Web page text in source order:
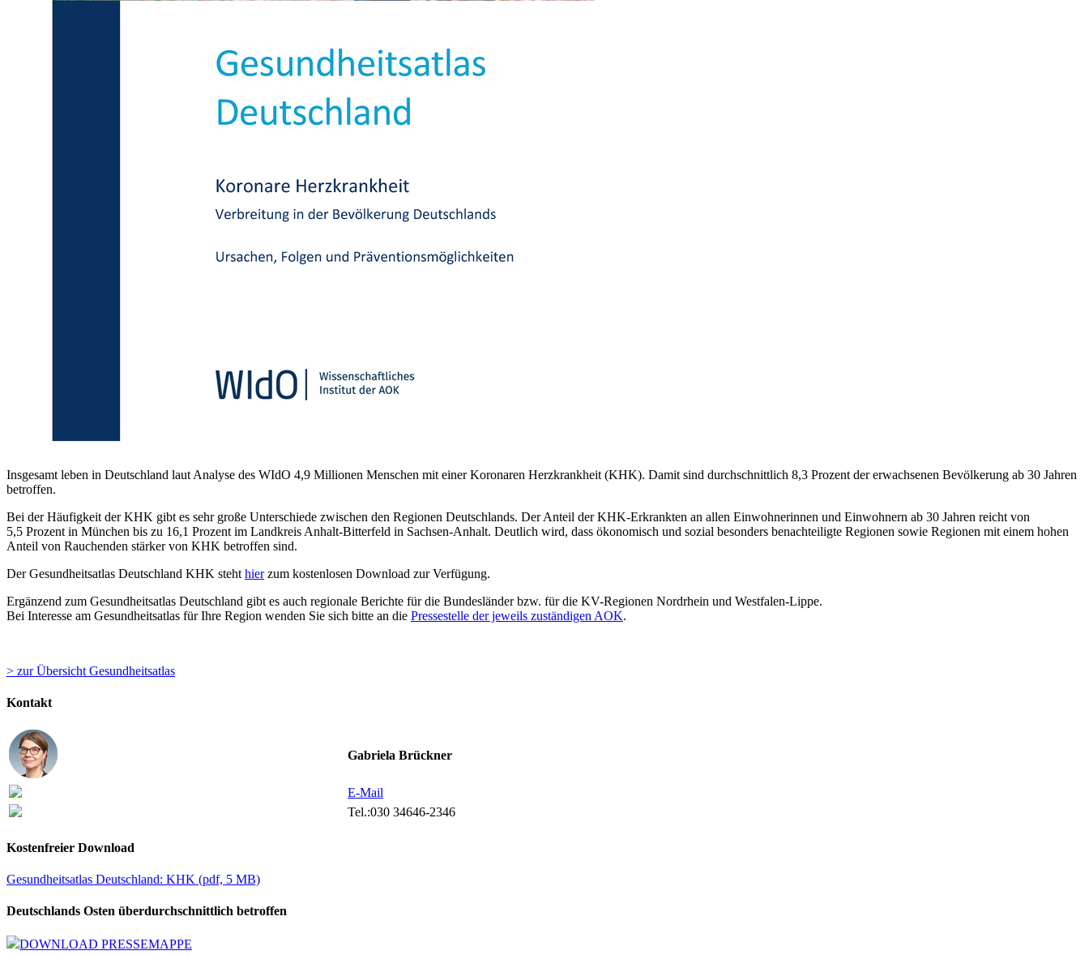
Insgesamt leben in Deutschland laut Analyse des WIdO 4,9 Millionen Menschen mit einer Koronaren Herzkrankheit (KHK). Damit sind durchschnittlich 8,3 Prozent der erwachsenen Bevölkerung ab 30 Jahren
betroffen.
Bei der Häufigkeit der KHK gibt es sehr große Unterschiede zwischen den Regionen Deutschlands. Der Anteil der KHK-Erkrankten an allen Einwohnerinnen und Einwohnern ab 30 Jahren reicht von
5,5 Prozent in München bis zu 16,1 Prozent im Landkreis Anhalt-Bitterfeld in Sachsen-Anhalt. Deutlich wird, dass ökonomisch und sozial besonders benachteiligte Regionen sowie Regionen mit einem hohen
Anteil von Rauchenden stärker von KHK betroffen sind.
Der Gesundheitsatlas Deutschland KHK steht hierzum kostenlosen Download zur Verfügung.
Ergänzend zum Gesundheitsatlas Deutschland gibt es auch regionale Berichte für die Bundesländer bzw. für die KV-Regionen Nordrhein und Westfalen-Lippe.
Bei Interesse am Gesundheitsatlas für Ihre Region wenden Sie sich bitte an die Pressestelle der jeweils zuständigen AOK.
> zur Übersicht Gesundheitsatlas
Kontakt
Gabriela Brückner
E-Mail
Tel.:030 34646-2346
Kostenfreier Download
Gesundheitsatlas Deutschland: KHK (pdf, 5 MB)
Deutschlands Osten überdurchschnittlich betroffen
DOWNLOAD PRESSEMAPPE